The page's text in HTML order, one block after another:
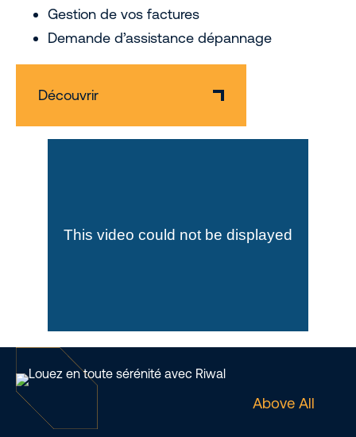
Gestion de vos factures
Demande d’assistance dépannage
Découvrir
Above All